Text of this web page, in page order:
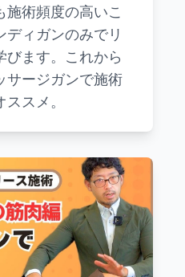
施術頻度の高いこ
ィガンのみでリ
びます。これから
サージガンで施術
スメ。